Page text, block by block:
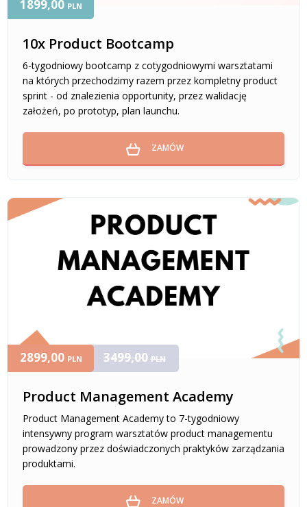
10x Product Bootcamp
6-tygodniowy bootcamp z cotygodniowymi warsztatami
na których przechodzimy razem przez kompletny product
sprint - od znalezienia opportunity, przez walidację
założeń, po prototyp, plan launchu.
1899,00 PLN
ZAMÓW
Product Management Academy
Product Management Academy to 7-tygodniowy
intensywny program warsztatów product managementu
prowadzony przez doświadczonych praktyków zarządzania
produktami.
2899,00 PLN 3499,00 PLN
ZAMÓW